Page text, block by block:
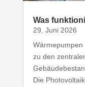
Was
29. Juni 2026
zu den
Die